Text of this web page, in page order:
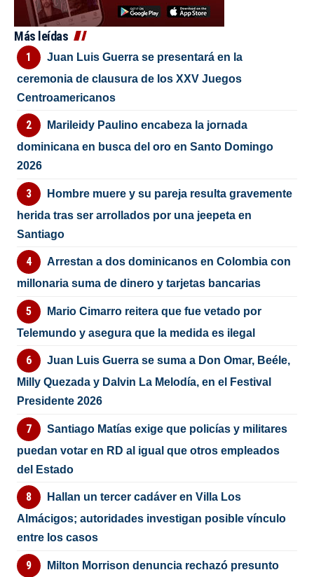
Más leídas
Juan Luis Guerra se presentará en la
ceremonia de clausura de los XXV Juegos
Centroamericanos
Marileidy Paulino encabeza la jornada
dominicana en busca del oro en Santo Domingo
2026
Hombre muere y su pareja resulta gravemente
herida tras ser arrollados por una jeepeta en
Santiago
Arrestan a dos dominicanos en Colombia con
millonaria suma de dinero y tarjetas bancarias
Mario Cimarro reitera que fue vetado por
Telemundo y asegura que la medida es ilegal
Juan Luis Guerra se suma a Don Omar, Beéle,
Milly Quezada y Dalvin La Melodía, en el Festival
Presidente 2026
Santiago Matías exige que policías y militares
puedan votar en RD al igual que otros empleados
del Estado
Hallan un tercer cadáver en Villa Los
Almácigos; autoridades investigan posible vínculo
entre los casos
Milton Morrison denuncia rechazó presunto